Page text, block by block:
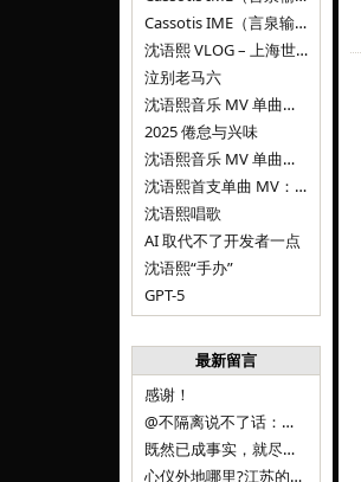
Cassotis IME（言泉输入法）
沈语熙 VLOG – 上海世博文化公园双子山
泣别老马六
沈语熙音乐 MV 单曲第三弹：代码与白T恤
2025 倦怠与兴味
沈语熙音乐 MV 单曲第二弹：优雅时间
沈语熙首支单曲 MV：告别的倒影
沈语熙唱歌
AI 取代不了开发者一点
沈语熙“手办”
GPT-5
最新留言
感谢！
@不隔离说不了话：浙江的
既然已成事实，就尽量接受了。 事情未能如愿已是不幸，没必要为此反复纠结来进行不必要的自我惩罚。 之前问过家里的小朋友是否想学编
心仪外地哪里?江苏的？顺其自然，全面发展才是。